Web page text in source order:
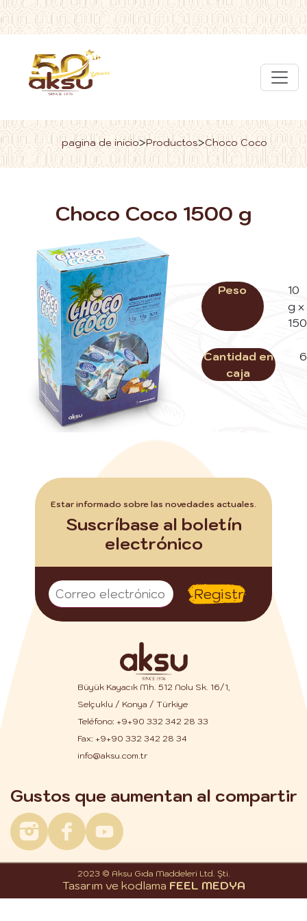
pagina de inicio>Productos>Choco Coco
Choco Coco 1500 g
Peso
10
g x
150
Cantidad en
caja
6
Estar informado sobre las novedades actuales.
Suscríbase al boletín
electrónico
Registro
Büyük Kayacık Mh. 512 Nolu Sk. 16/1,
Selçuklu / Konya / Türkiye
Teléfono: +9+90 332 342 28 33
Fax: +9+90 332 342 28 34
info@aksu.com.tr
Gustos que aumentan al compartir
2023 © Aksu Gıda Maddeleri Ltd. Şti.
Tasarım ve kodlama FEEL MEDYA